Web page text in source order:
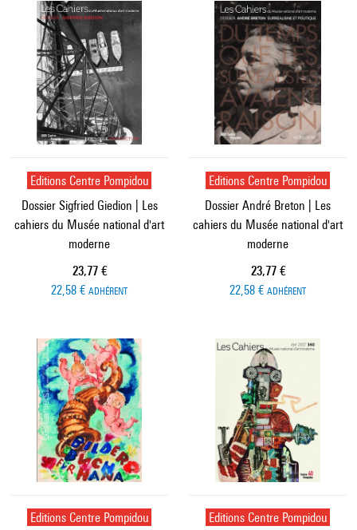
Editions Centre Pompidou
Dossier Sigfried Giedion | Les
cahiers du Musée national d'art
moderne
Prix ​​actuel
23,77 €
22,58 € ADHÉRENT
Editions Centre Pompidou
Dossier André Breton | Les
cahiers du Musée national d'art
moderne
Prix ​​actuel
23,77 €
22,58 € ADHÉRENT
Editions Centre Pompidou
Editions Centre Pompidou